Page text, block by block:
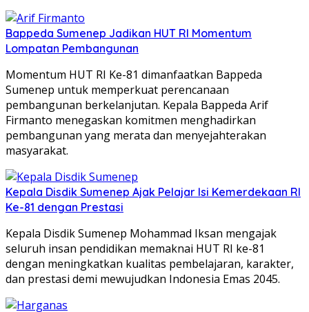
Bappeda Sumenep Jadikan HUT RI Momentum
Lompatan Pembangunan
Momentum HUT RI Ke-81 dimanfaatkan Bappeda
Sumenep untuk memperkuat perencanaan
pembangunan berkelanjutan. Kepala Bappeda Arif
Firmanto menegaskan komitmen menghadirkan
pembangunan yang merata dan menyejahterakan
masyarakat.
Kepala Disdik Sumenep Ajak Pelajar Isi Kemerdekaan RI
Ke-81 dengan Prestasi
Kepala Disdik Sumenep Mohammad Iksan mengajak
seluruh insan pendidikan memaknai HUT RI ke-81
dengan meningkatkan kualitas pembelajaran, karakter,
dan prestasi demi mewujudkan Indonesia Emas 2045.